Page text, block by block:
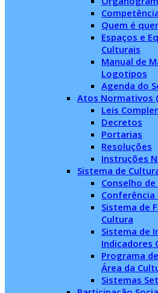
Quem é
Espaços e
Culturais
Manual de
Logotipos
Agenda do
Atos Normativos
Leis
Decretos
Portarias
Resoluções
Instruções
Sistema de
Conselho
Conferência
Sistema de
Cultura
Sistema de
Indicadores
Programa
Área da
Sistemas